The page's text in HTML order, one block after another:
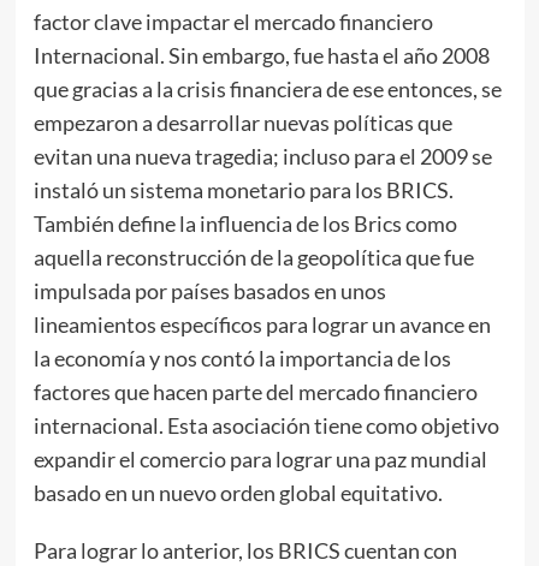
factor clave impactar el mercado financiero
Internacional. Sin embargo, fue hasta el año 2008
que gracias a la crisis financiera de ese entonces, se
empezaron a desarrollar nuevas políticas que
evitan una nueva tragedia; incluso para el 2009 se
instaló un sistema monetario para los BRICS.
También define la influencia de los Brics como
aquella reconstrucción de la geopolítica que fue
impulsada por países basados en unos
lineamientos específicos para lograr un avance en
la economía y nos contó la importancia de los
factores que hacen parte del mercado financiero
internacional. Esta asociación tiene como objetivo
expandir el comercio para lograr una paz mundial
basado en un nuevo orden global equitativo.
Para lograr lo anterior, los BRICS cuentan con